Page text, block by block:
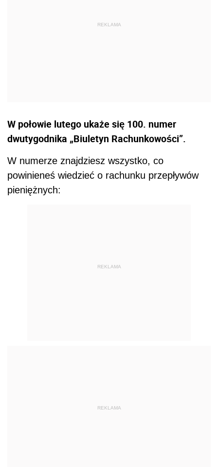
W połowie lutego ukaże się 100. numer
dwutygodnika „Biuletyn Rachunkowości”.
W numerze znajdziesz wszystko, co
powinieneś wiedzieć o rachunku przepływów
pieniężnych:
REKLAMA
REKLAMA